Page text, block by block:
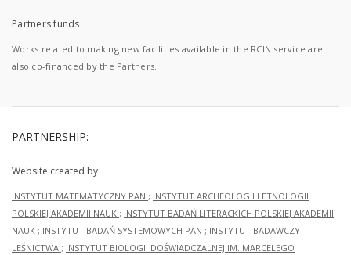
Partners funds
Works related to making new facilities available in the RCIN service are
also co-financed by the Partners.
PARTNERSHIP:
Website created by
INSTYTUT MATEMATYCZNY PAN ; INSTYTUT ARCHEOLOGII I ETNOLOGII
POLSKIEJ AKADEMII NAUK ; INSTYTUT BADAŃ LITERACKICH POLSKIEJ AKADEMII
NAUK ; INSTYTUT BADAŃ SYSTEMOWYCH PAN ; INSTYTUT BADAWCZY
LEŚNICTWA ; INSTYTUT BIOLOGII DOŚWIADCZALNEJ IM. MARCELEGO